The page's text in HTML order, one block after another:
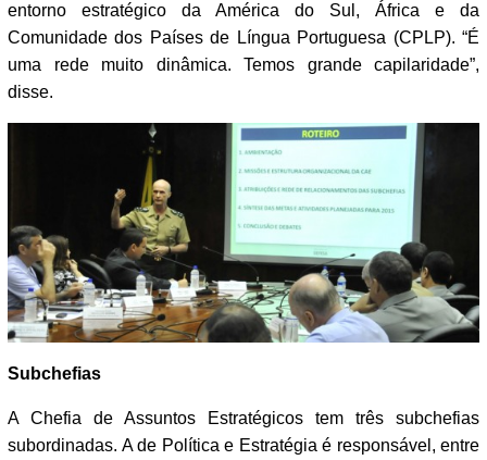
entorno estratégico da América do Sul, África e da
Comunidade dos Países de Língua Portuguesa (CPLP). “É
uma rede muito dinâmica. Temos grande capilaridade”,
disse.
Subchefias
A Chefia de Assuntos Estratégicos tem três subchefias
subordinadas. A de Política e Estratégia é responsável, entre